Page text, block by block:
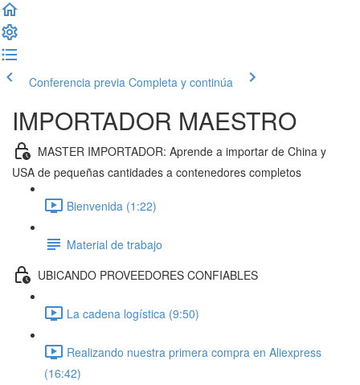
Conferencia previa Completa y continúa
IMPORTADOR MAESTRO
MASTER IMPORTADOR: Aprende a importar de China y
USA de pequeñas cantidades a contenedores completos
Bienvenida (1:22)
Material de trabajo
UBICANDO PROVEEDORES CONFIABLES
La cadena logística (9:50)
Realizando nuestra primera compra en Aliexpress
(16:42)